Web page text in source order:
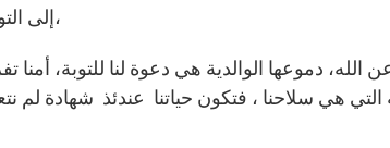
إلى التوبة، فبدون توبة لا خلاص لنا،
دموعها الوالدية هي دعوة لنا للتوبة، أمنا
التي هي سلاحنا ، فتكون حياتنا عندئذ شهادة